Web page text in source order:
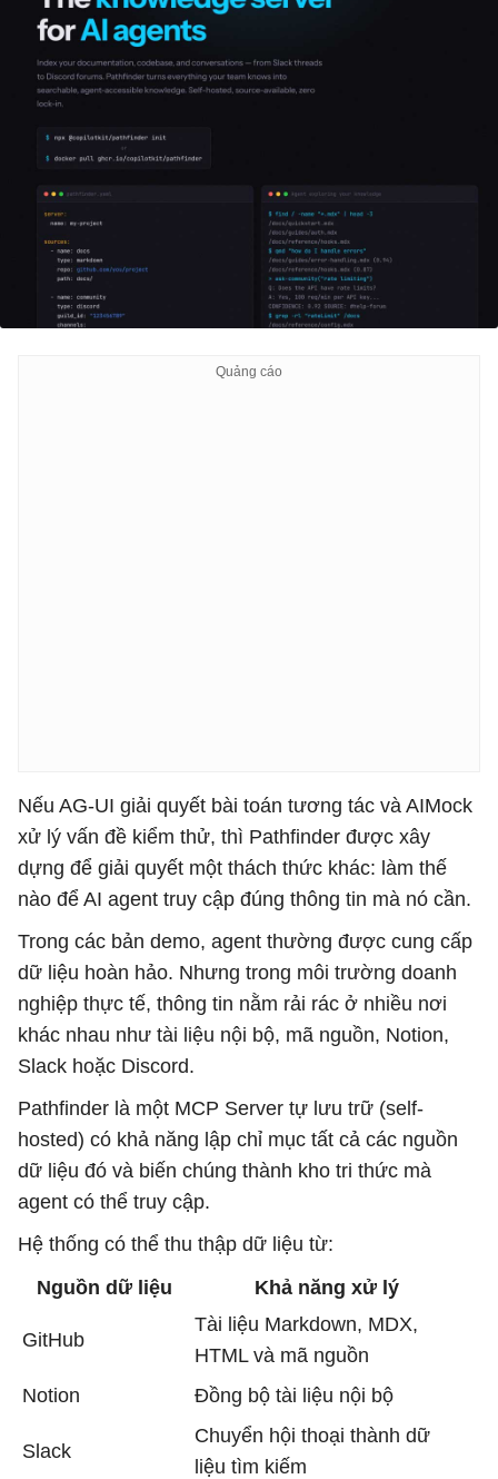
Nếu AG-UI giải quyết bài toán tương tác và AIMock
xử lý vấn đề kiểm thử, thì Pathfinder được xây
dựng để giải quyết một thách thức khác: làm thế
nào để AI agent truy cập đúng thông tin mà nó cần.
Trong các bản demo, agent thường được cung cấp
dữ liệu hoàn hảo. Nhưng trong môi trường doanh
nghiệp thực tế, thông tin nằm rải rác ở nhiều nơi
khác nhau như tài liệu nội bộ, mã nguồn, Notion,
Slack hoặc Discord.
Pathfinder là một MCP Server tự lưu trữ (self-
hosted) có khả năng lập chỉ mục tất cả các nguồn
dữ liệu đó và biến chúng thành kho tri thức mà
agent có thể truy cập.
Hệ thống có thể thu thập dữ liệu từ:
Nguồn dữ liệu
Khả năng xử lý
GitHub
Tài liệu Markdown, MDX,
HTML và mã nguồn
Notion
Đồng bộ tài liệu nội bộ
Slack
Chuyển hội thoại thành dữ
liệu tìm kiếm